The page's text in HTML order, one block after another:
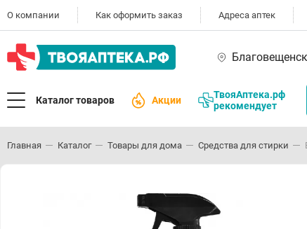
О компании Как оформить заказ Адреса аптек
Благовещенск
Каталог товаров Акции
ТвояАптека.рф
рекомендует
Главная Каталог Товары для дома Средства для стирки